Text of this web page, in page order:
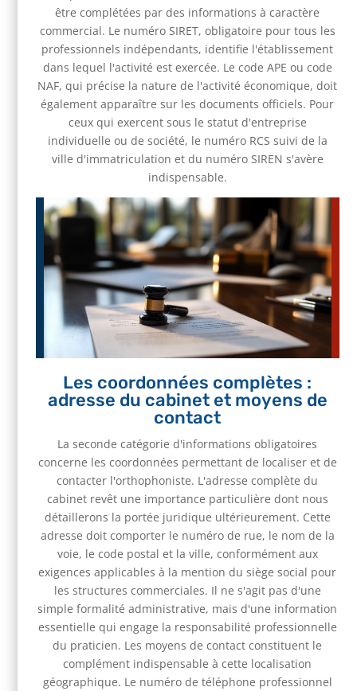
être complétées par des informations à caractère
commercial. Le numéro SIRET, obligatoire pour tous les
professionnels indépendants, identifie l'établissement
dans lequel l'activité est exercée. Le code APE ou code
NAF, qui précise la nature de l'activité économique, doit
également apparaître sur les documents officiels. Pour
ceux qui exercent sous le statut d'entreprise
individuelle ou de société, le numéro RCS suivi de la
ville d'immatriculation et du numéro SIREN s'avère
indispensable.
Les coordonnées complètes :
adresse du cabinet et moyens de
contact
La seconde catégorie d'informations obligatoires
concerne les coordonnées permettant de localiser et de
contacter l'orthophoniste. L'adresse complète du
cabinet revêt une importance particulière dont nous
détaillerons la portée juridique ultérieurement. Cette
adresse doit comporter le numéro de rue, le nom de la
voie, le code postal et la ville, conformément aux
exigences applicables à la mention du siège social pour
les structures commerciales. Il ne s'agit pas d'une
simple formalité administrative, mais d'une information
essentielle qui engage la responsabilité professionnelle
du praticien. Les moyens de contact constituent le
complément indispensable à cette localisation
géographique. Le numéro de téléphone professionnel